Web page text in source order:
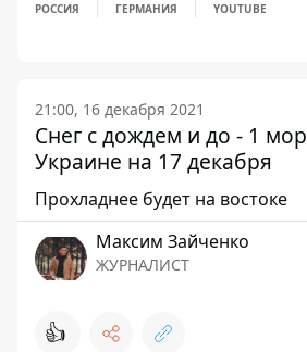
РОССИЯ ГЕРМАНИЯ YOUTUBE
21:00, 16 декабря 2021
Снег с дождем и до - 1
Украине на 17 декабря
Прохладнее будет на востоке
Максим Зайченко
ЖУРНАЛИСТ
👍